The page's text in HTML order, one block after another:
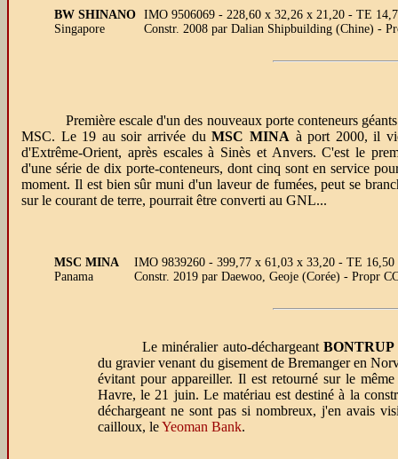
BW SHINANO
Singapore
IMO 9506069 - 228,60 x 32,26 x 21,20 - TE
Constr. 2008 par Dalian Shipbuilding (Chine) -
Première escale d'un des nouveaux porte conteneurs
MSC. Le 19 au soir arrivée du MSC MINA à port 2000, il
d'Extrême-Orient, après escales à Sinès et Anvers. C'est le
d'une série de dix porte-conteneurs, dont cinq sont en service
moment. Il est bien sûr muni d'un laveur de fumées, peut se
sur le courant de terre, pourrait être converti au GNL...
MSC MINA
Panama
IMO 9839260 - 399,77 x 61,03 x 33,20 - TE
Constr. 2019 par Daewoo, Geoje (Corée) - Propr
Le minéralier auto-déchargeant
du gravier venant du gisement de Bremanger en
évitant pour appareiller. Il est retourné sur le
Havre, le 21 juin. Le matériau est destiné à la
déchargeant ne sont pas si nombreux, j'en avais
cailloux, leYeoman Bank.